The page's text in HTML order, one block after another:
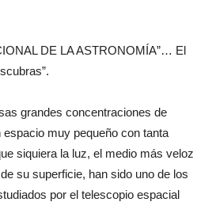
DE LA ASTRONOMÍA”… El
grandes concentraciones de
muy pequeño con tanta
siquiera la luz, el medio más veloz
su superficie, han sido uno de los
por el telescopio espacial